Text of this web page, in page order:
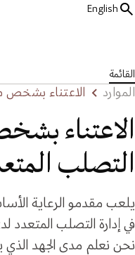
English
القائمة
الموارد الاعتناء بشخص
الاعتناء
التصلب
يلعب مقدمو الرعاية
في إدارة التصلب المتعدد
نحن نعلم مدى الجهد الذي